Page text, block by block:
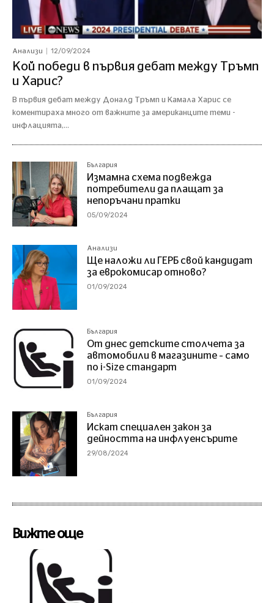
Анализи 12/09/2024
Кой победи в първия дебат между Тръмп
и Харис?
В първия дебат между Доналд Тръмп и Камала Харис се
коментираха много от важните за американците теми -
инфлацията,...
България
Измамна схема подвежда
потребители да плащат за
непоръчани пратки
05/09/2024
Анализи
Ще наложи ли ГЕРБ свой кандидат
за еврокомисар отново?
01/09/2024
България
От днес детските столчета за
автомобили в магазините – само
по i-Size стандарт
01/09/2024
България
Искат специален закон за
дейността на инфлуенсърите
29/08/2024
Вижте още